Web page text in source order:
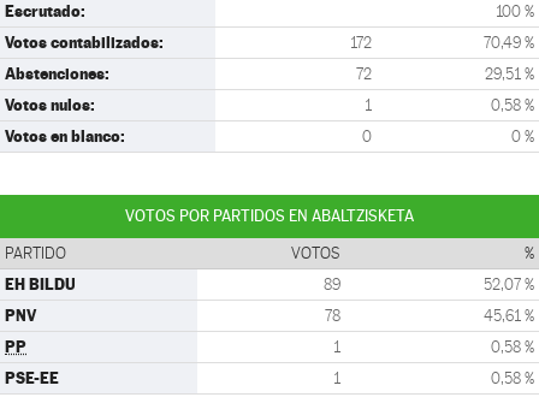
Escrutado: 100 %
Votos contabilizados: 172 70,49 %
Abstenciones: 72 29,51 %
Votos nulos: 1 0,58 %
Votos en blanco: 0 0 %
VOTOS POR PARTIDOS EN ABALTZISKETA
PARTIDO VOTOS %
EH BILDU 89 52,07 %
PNV 78 45,61 %
PP 1 0,58 %
PSE-EE 1 0,58 %